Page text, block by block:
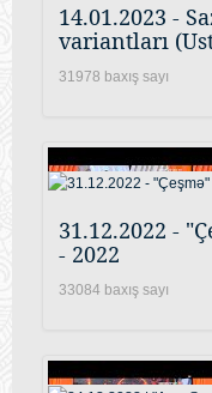
14.01.2023 -
variantları
31978 baxış sayı
31.12.2022 -
- 2022
33084 baxış sayı